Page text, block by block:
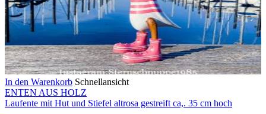
In den Warenkorb Schnellansicht
ENTEN AUS HOLZ
Laufente mit Hut und Stiefel altrosa gestreift ca,. 35 cm hoch